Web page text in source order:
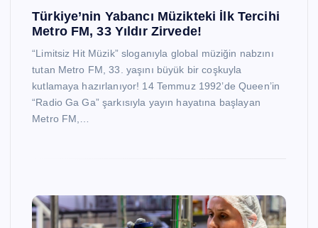
Türkiye’nin Yabancı Müzikteki İlk Tercihi
Metro FM, 33 Yıldır Zirvede!
“Limitsiz Hit Müzik” sloganıyla global müziğin nabzını
tutan Metro FM, 33. yaşını büyük bir coşkuyla
kutlamaya hazırlanıyor! 14 Temmuz 1992’de Queen’in
“Radio Ga Ga” şarkısıyla yayın hayatına başlayan
Metro FM,…